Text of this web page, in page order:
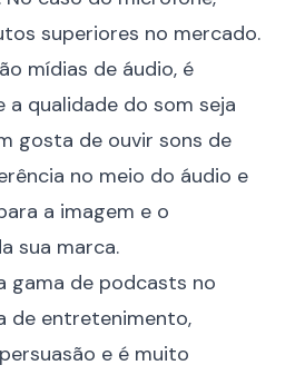
superiores no mercado.
mídias de áudio, é
a qualidade do som seja
gosta de ouvir sons de
no meio do áudio e
a imagem e o
sua marca.
gama de podcasts no
de entretenimento,
e é muito